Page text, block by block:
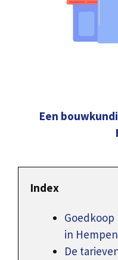
Een
Index
in
De